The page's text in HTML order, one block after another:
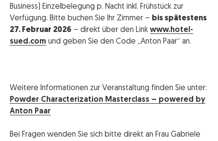
Business) Einzelbelegung p. Nacht inkl. Frühstück zur
Verfügung. Bitte buchen Sie Ihr Zimmer – bis spätestens
27. Februar 2026 – direkt über den Link www.hotel-
sued.com und geben Sie den Code „Anton Paar“ an.
Weitere Informationen zur Veranstaltung finden Sie unter:
Powder Characterization Masterclass – powered by
Anton Paar
Bei Fragen wenden Sie sich bitte direkt an Frau Gabriele